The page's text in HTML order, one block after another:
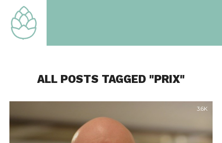
TOUT
SAVOIR
NOTREALL POSTS TAGGED "PRIX"
3.6K